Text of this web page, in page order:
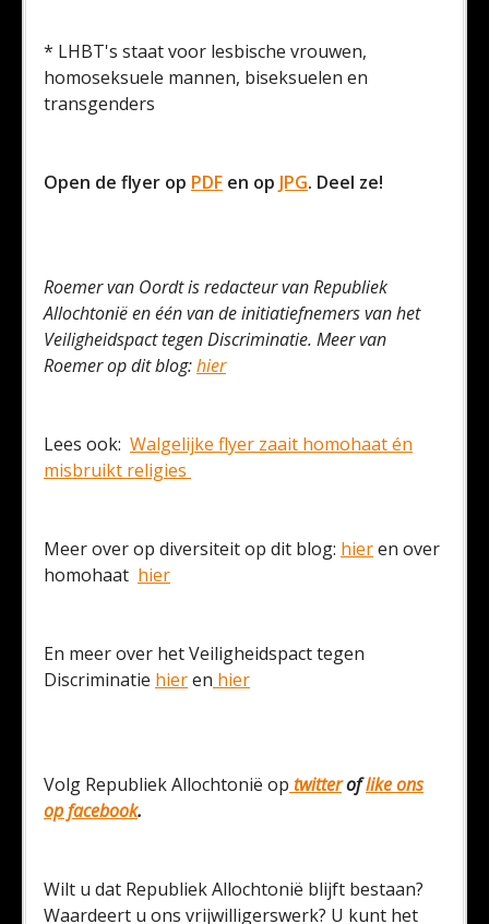
* LHBT's staat voor lesbische vrouwen,
homoseksuele mannen, biseksuelen en
transgenders
Open de flyer op PDF en op JPG. Deel ze!
Roemer van Oordt is redacteur van Republiek
Allochtonië en één van de initiatiefnemers van het
Veiligheidspact tegen Discriminatie. Meer van
Roemer op dit blog:hier
Lees ook: Walgelijke flyer zaait homohaat én
misbruikt religies
Meer over op diversiteit op dit blog: hieren over
homohaat hier
En meer over het Veiligheidspact tegen
Discriminatie hieren hier
Volg Republiek Allochtonië op twitteroflike ons
op facebook.
Wilt u dat Republiek Allochtonië blijft bestaan?
Waardeert u ons vrijwilligerswerk? U kunt het